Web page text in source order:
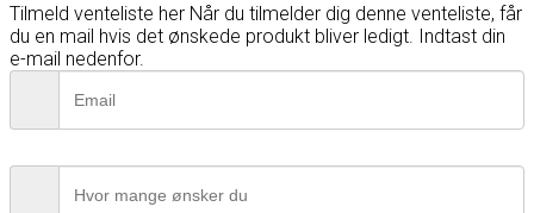
Tilmeld venteliste her Når du tilmelder dig denne venteliste, får
du en mail hvis det ønskede produkt bliver ledigt. Indtast din
e-mail nedenfor.